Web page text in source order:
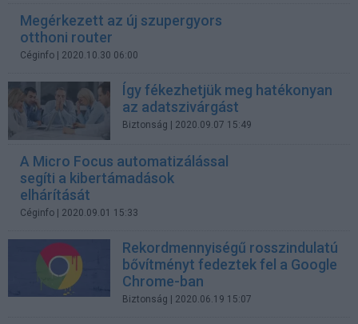
Megérkezett az új szupergyors
otthoni router
Céginfo | 2020.10.30 06:00
Így fékezhetjük meg hatékonyan
az adatszivárgást
Biztonság | 2020.09.07 15:49
A Micro Focus automatizálással
segíti a kibertámadások
elhárítását
Céginfo | 2020.09.01 15:33
Rekordmennyiségű rosszindulatú
bővítményt fedeztek fel a Google
Chrome-ban
Biztonság | 2020.06.19 15:07